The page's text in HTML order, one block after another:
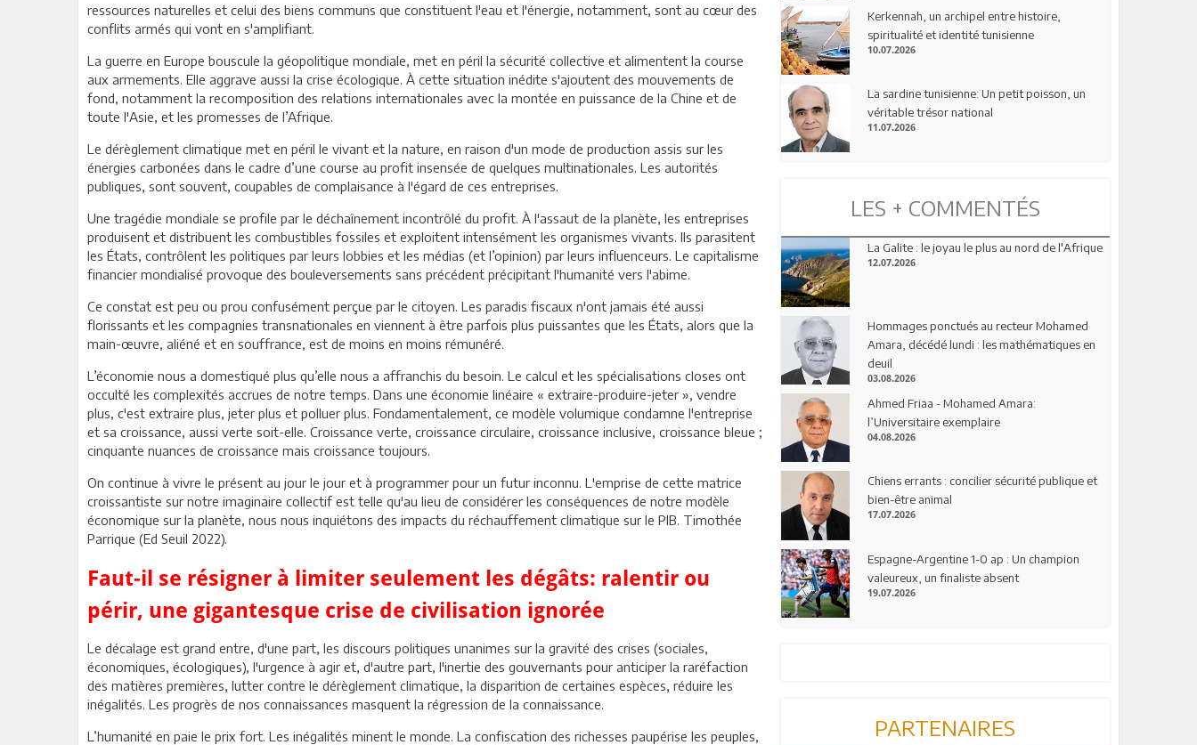
ressources naturelles et celui des biens communs que constituent l'eau et l'énergie, notamment, sont au cœur des
conflits armés qui vont en s'amplifiant.
La guerre en Europe bouscule la géopolitique mondiale, met en péril la sécurité collective et alimentent la course
aux armements. Elle aggrave aussi la crise écologique. À cette situation inédite s'ajoutent des mouvements de
fond, notamment la recomposition des relations internationales avec la montée en puissance de la Chine et de
toute l'Asie, et les promesses de l’Afrique.
Le dérèglement climatique met en péril le vivant et la nature, en raison d'un mode de production assis sur les
énergies carbonées dans le cadre d’une course au profit insensée de quelques multinationales. Les autorités
publiques, sont souvent, coupables de complaisance à l'égard de ces entreprises.
Une tragédie mondiale se profile par le déchaînement incontrôlé du profit. À l'assaut de la planète, les entreprises
produisent et distribuent les combustibles fossiles et exploitent intensément les organismes vivants. Ils parasitent
les États, contrôlent les politiques par leurs lobbies et les médias (et l’opinion) par leurs influenceurs. Le capitalisme
financier mondialisé provoque des bouleversements sans précédent précipitant l'humanité vers l'abime.
Ce constat est peu ou prou confusément perçue par le citoyen. Les paradis fiscaux n'ont jamais été aussi
florissants et les compagnies transnationales en viennent à être parfois plus puissantes que les États, alors que la
main-œuvre, aliéné et en souffrance, est de moins en moins rémunéré.
L’économie nous a domestiqué plus qu’elle nous a affranchis du besoin. Le calcul et les spécialisations closes ont
occulté les complexités accrues de notre temps. Dans une économie linéaire « extraire-produire-jeter », vendre
plus, c'est extraire plus, jeter plus et polluer plus. Fondamentalement, ce modèle volumique condamne l'entreprise
et sa croissance, aussi verte soit-elle. Croissance verte, croissance circulaire, croissance inclusive, croissance bleue ;
cinquante nuances de croissance mais croissance toujours.
On continue à vivre le présent au jour le jour et à programmer pour un futur inconnu. L'emprise de cette matrice
croissantiste sur notre imaginaire collectif est telle qu'au lieu de considérer les conséquences de notre modèle
économique sur la planète, nous nous inquiétons des impacts du réchauffement climatique sur le PIB. Timothée
Parrique (Ed Seuil 2022).
Faut-il se résigner à limiter seulement les dégâts: ralentir ou
périr, une gigantesque crise de civilisation ignorée
Le décalage est grand entre, d'une part, les discours politiques unanimes sur la gravité des crises (sociales,
économiques, écologiques), l'urgence à agir et, d'autre part, l'inertie des gouvernants pour anticiper la raréfaction
des matières premières, lutter contre le dérèglement climatique, la disparition de certaines espèces, réduire les
inégalités. Les progrès de nos connaissances masquent la régression de la connaissance.
L’humanité en paie le prix fort. Les inégalités minent le monde. La confiscation des richesses paupérise les peuples,
Kerkennah, un archipel entre histoire,
spiritualité et identité tunisienne
10.07.2026
La sardine tunisienne: Un petit poisson, un
véritable trésor national
11.07.2026
LES + COMMENTÉS
La Galite : le joyau le plus au nord de l'Afrique
12.07.2026
Hommages ponctués au recteur Mohamed
Amara, décédé lundi : les mathématiques en
deuil
03.08.2026
Ahmed Friaa - Mohamed Amara:
l’Universitaire exemplaire
04.08.2026
Chiens errants : concilier sécurité publique et
bien-être animal
17.07.2026
Espagne-Argentine 1-0 ap : Un champion
valeureux, un finaliste absent
19.07.2026
PARTENAIRES